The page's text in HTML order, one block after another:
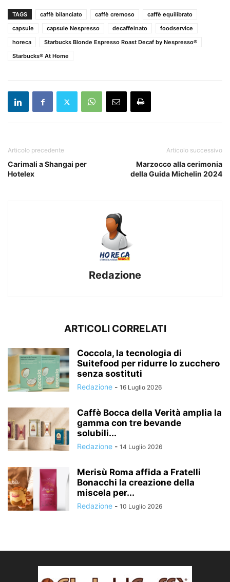
TAGS caffè bilanciato caffè cremoso
caffè equilibrato
capsule
capsule Nespresso decaffeinato
foodservice
horeca
Starbucks Blonde Espresso Roast Decaf by Nespresso®
Starbucks® At Home
Articolo precedente
Carimali a Shangai per
Hotelex
Articolo successivo
Marzocco alla cerimonia
della Guida Michelin 2024
Redazione
ARTICOLI CORRELATI
Coccola, la tecnologia di
Suitefood per ridurre lo zucchero
senza sostituti
Redazione - 16 Luglio 2026
Caffè Bocca della Verità amplia la
gamma con tre bevande
solubili...
Redazione - 14 Luglio 2026
Merisù Roma affida a Fratelli
Bonacchi la creazione della
miscela per...
Redazione - 10 Luglio 2026